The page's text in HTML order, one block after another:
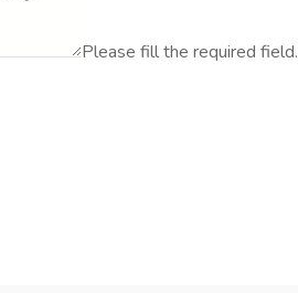
Please fill the required field.